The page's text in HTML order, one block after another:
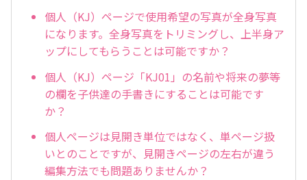
個人（KJ）ページで使用希望の写真が全身写真
になります。全身写真をトリミングし、上半身ア
ップにしてもらうことは可能ですか？
個人（KJ）ページ「KJ01」の名前や将来の夢等
の欄を子供達の手書きにすることは可能です
か？
個人ページは見開き単位ではなく、単ページ扱
いとのことですが、見開きページの左右が違う
編集方法でも問題ありませんか？